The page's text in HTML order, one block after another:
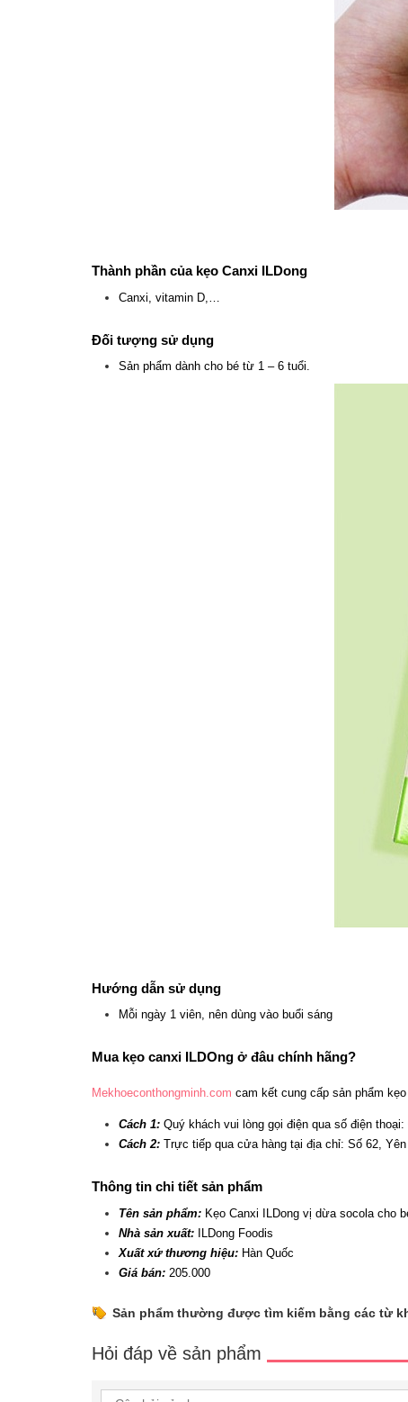
Thành phần của kẹo Canxi ILDong
Canxi, vitamin D,…
Đối tượng sử dụng
Sản phẩm dành cho bé từ 1 – 6 tuổi.
Hướng dẫn sử dụng
Mỗi ngày 1 viên, nên dùng vào buổi sáng
Mua kẹo canxi ILDOng ở đâu chính hãng?
Mekhoeconthongminh.com cam kết cung cấp sản phẩm
Cách 1: Quý khách vui lòng gọi điện qua số điện
Cách 2: Trực tiếp qua cửa hàng tại địa chỉ: Số 62,
Thông tin chi tiết sản phẩm
Tên sản phẩm: Kẹo Canxi ILDong vị dừa socola cho
Nhà sản xuất: ILDong Foodis
Xuất xứ thương hiệu: Hàn Quốc
Giá bán: 205.000
Sản phẩm thường được tìm kiếm bằng các từ
Hỏi đáp về sản phẩm